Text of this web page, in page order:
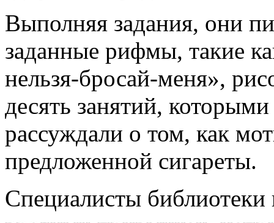
Выполняя задания, они
заданные рифмы, такие
нельзя-бросай-меня»,
десять занятий,
рассуждали о том, как
предложенной сигареты.
Специалисты